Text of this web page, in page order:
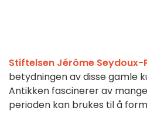
Stiftelsen Jérôme Seydoux-
betydningen av disse gamle
Antikken fascinerer av
perioden kan brukes til å